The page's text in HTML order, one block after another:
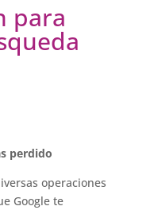
para
perdido
operaciones
Google te